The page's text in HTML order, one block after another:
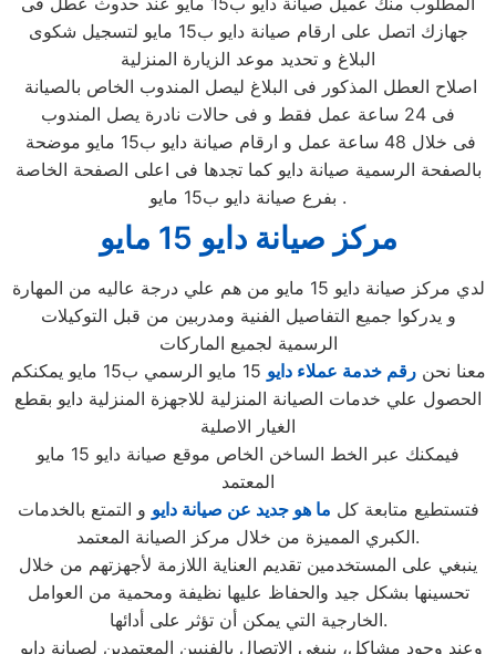
جهازك اتصل على ارقام صيانة دايو ب15 مايو لتسجيل شكوى
البلاغ و تحديد موعد الزيارة المنزلية
فى 24 ساعة عمل فقط و فى حالات نادرة يصل المندوب
بالصفحة الرسمية صيانة دايو كما تجدها فى اعلى الصفحة الخاصة
بفرع صيانة دايو ب15 مايو .
مركز صيانة دايو 15 مايو
لدي مركز صيانة دايو 15 مايو من هم علي درجة عاليه من المهارة
و يدركوا جميع التفاصيل الفنية ومدربين من قبل التوكيلات
الرسمية لجميع الماركات
معنا نحنرقم خدمة عملاء دايو
15 مايو الرسمي ب15 مايو يمكنكم
الحصول علي خدمات الصيانة المنزلية للاجهزة المنزلية دايو بقطع
الغيار الاصلية
فيمكنك عبر الخط الساخن الخاص موقع صيانة دايو 15 مايو
المعتمد
فتستطيع متابعة كل ما هو جديد عن صيانة دايو و التمتع بالخدمات
الكبري المميزة من خلال مركز الصيانة المعتمد.
ينبغي على المستخدمين تقديم العناية اللازمة لأجهزتهم من خلال
تحسينها بشكل جيد والحفاظ عليها نظيفة ومحمية من العوامل
الخارجية التي يمكن أن تؤثر على أدائها.